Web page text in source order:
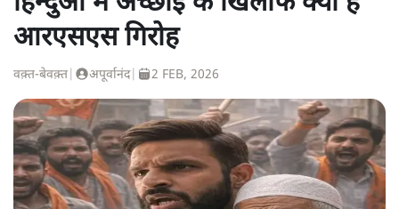
आरएसएस गिरोह
वक़्त-बेवक़्त अपूर्वानंद| 2 FEB, 2026